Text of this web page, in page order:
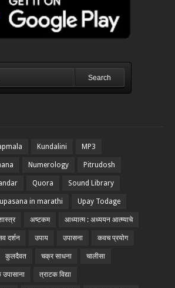
Search
Kundalini MP3
Numerology Pitrudosh
Quora Sound Library
in marathi Upay Todage
अष्टकम आध्यात्म : अध्ययन आत्म्याचे
दर्शन उपाय उपासना कवच प्रयोग
कुलदैवत चक्र साधना चालीसा
त्राटक विद्या